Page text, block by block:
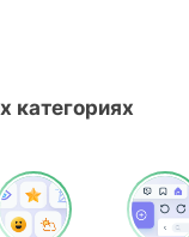
категориях